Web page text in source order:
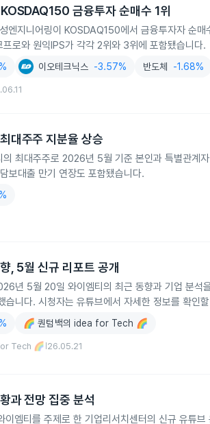
금융투자 순매수 1위
엔지니어링이 KOSDAQ150에서 금융투자자 순
로와 원익IPS가 각각 2위와 3위에 포함됐습니다.
이오테크닉스 -3.57% 반도체 -1.68%
대주주 지분율 상승
의 최대주주로 2026년 5월 기준 본인과 특별관
보대출 만기 연장도 포함됐습니다.
, 5월 신규 리포트 공개
년 5월 20일 와이엠티의 최근 동향과 기업 분석
습니다. 시청자는 유튜브에서 자세한 정보를 확인
🌈 퀀텀백의 idea for Tech 🌈
Tech 🌈 26.05.21
과 전망 집중 분석
엠티를 주제로 한 기업리서치센터의 신규 유튜브